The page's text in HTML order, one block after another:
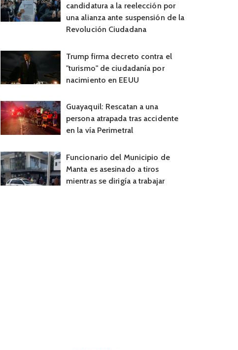
candidatura a la reelección por
una alianza ante suspensión de la
Revolución Ciudadana
Trump firma decreto contra el
"turismo" de ciudadanía por
nacimiento en EEUU
Guayaquil: Rescatan a una
persona atrapada tras accidente
en la vía Perimetral
Funcionario del Municipio de
Manta es asesinado a tiros
mientras se dirigía a trabajar